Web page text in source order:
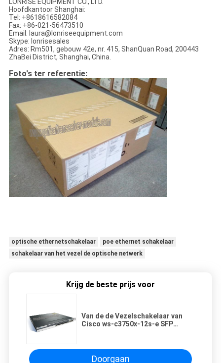
Hoofdkantoor Shanghai:
Tel: +8618616582084
Fax: +86-021-56473510
Email: laura@lonriseequipment.com
Skype: lonrisesales
Adres: Rm501, gebouw 42e, nr. 415, ShanQuan Road, 200443
ZhaBei District, Shanghai, China.
Foto's ter referentie:
optische ethernetschakelaar
poe ethernet schakelaar
schakelaar van het vezel de optische netwerk
Krijg de beste prijs voor
Van de de Vezelschakelaar van
Cisco ws-c3750x-12s-e SFP
Doorgaan